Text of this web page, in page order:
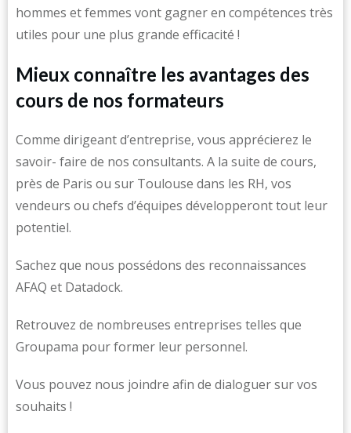
hommes et femmes vont gagner en compétences très
utiles pour une plus grande efficacité !
Mieux connaître les avantages des
cours de nos formateurs
Comme dirigeant d’entreprise, vous apprécierez le
savoir- faire de nos consultants. A la suite de cours,
près de Paris ou sur Toulouse dans les RH, vos
vendeurs ou chefs d’équipes développeront tout leur
potentiel.
Sachez que nous possédons des reconnaissances
AFAQ et Datadock.
Retrouvez de nombreuses entreprises telles que
Groupama pour former leur personnel.
Vous pouvez nous joindre afin de dialoguer sur vos
souhaits !